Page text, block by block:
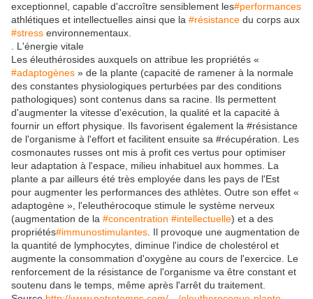
exceptionnel, capable d'accroître sensiblement les‪#‎performances‬
athlétiques et intellectuelles ainsi que la ‪#‎résistance‬ du corps aux
‪#‎stress‬ environnementaux.
. L'énergie vitale
Les éleuthérosides auxquels on attribue les propriétés «
‪#‎adaptogènes‬ » de la plante (capacité de ramener à la normale
des constantes physiologiques perturbées par des conditions
pathologiques) sont contenus dans sa racine. Ils permettent
d'augmenter la vitesse d'exécution, la qualité et la capacité à
fournir un effort physique. Ils favorisent également la #résistance
de l'organisme à l'effort et facilitent ensuite sa #récupération. Les
cosmonautes russes ont mis à profit ces vertus pour optimiser
leur adaptation à l'espace, milieu inhabituel aux hommes. La
plante a par ailleurs été très employée dans les pays de l'Est
pour augmenter les performances des athlètes. Outre son effet «
adaptogène », l'eleuthérocoque stimule le système nerveux
(augmentation de la ‪#‎concentration‬ ‪#‎intellectuelle‬) et a des
propriétés‪#‎immunostimulantes‬ . Il provoque une augmentation de
la quantité de lymphocytes, diminue l'indice de cholestérol et
augmente la consommation d'oxygène au cours de l'exercice. Le
renforcement de la résistance de l'organisme va être constant et
soutenu dans le temps, même après l'arrêt du traitement.